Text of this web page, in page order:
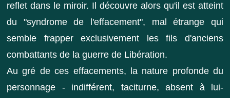
reflet dans le miroir. Il découvre alors qu'il est atteint
du "syndrome de l'effacement", mal étrange qui
semble frapper exclusivement les fils d'anciens
combattants de la guerre de Libération.
Au gré de ces effacements, la nature profonde du
personnage - indifférent, taciturne, absent à lui-